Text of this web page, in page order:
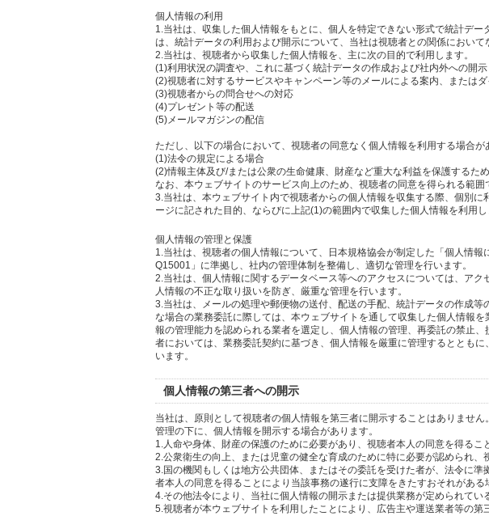
個人情報の利用
1.当社は、収集した個人情報をもとに、個人を特定できない形式で統計デ
は、統計データの利用および開示について、当社は視聴者との関係において
2.当社は、視聴者から収集した個人情報を、主に次の目的で利用します。
(1)利用状況の調査や、これに基づく統計データの作成および社内外への開示
(2)視聴者に対するサービスやキャンペーン等のメールによる案内、または
(3)視聴者からの問合せへの対応
(4)プレゼント等の配送
(5)メールマガジンの配信
ただし、以下の場合において、視聴者の同意なく個人情報を利用する場合が
(1)法令の規定による場合
(2)情報主体及び/または公衆の生命健康、財産など重大な利益を保護するため
なお、本ウェブサイトのサービス向上のため、視聴者の同意を得られる範囲
3.当社は、本ウェブサイト内で視聴者からの個人情報を収集する際、個別
ージに記された目的、ならびに上記(1)の範囲内で収集した個人情報を利用し
個人情報の管理と保護
1.当社は、視聴者の個人情報について、日本規格協会が制定した「個人情
Q15001」に準拠し、社内の管理体制を整備し、適切な管理を行います。
2.当社は、個人情報に関するデータベース等へのアクセスについては、ア
人情報の不正な取り扱いを防ぎ、厳重な管理を行います。
3.当社は、メールの処理や郵便物の送付、配送の手配、統計データの作成
な場合の業務委託に際しては、本ウェブサイトを通して収集した個人情報
報の管理能力を認められる業者を選定し、個人情報の管理、再委託の禁止
者においては、業務委託契約に基づき、個人情報を厳重に管理するととも
います。
個人情報の第三者への開示
当社は、原則として視聴者の個人情報を第三者に開示することはありませ
管理の下に、個人情報を開示する場合があります。
1.人命や身体、財産の保護のために必要があり、視聴者本人の同意を得るこ
2.公衆衛生の向上、または児童の健全な育成のために特に必要が認められ、
3.国の機関もしくは地方公共団体、またはその委託を受けた者が、法令に
者本人の同意を得ることにより当該事務の遂行に支障をきたすおそれがある
4.その他法令により、当社に個人情報の開示または提供業務が定められてい
5.視聴者が本ウェブサイトを利用したことにより、広告主や運送業者等の